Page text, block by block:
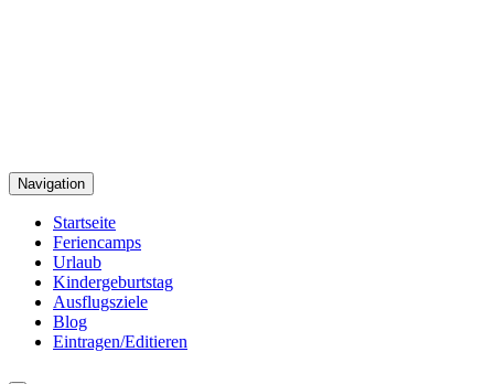
Navigation
Startseite
Feriencamps
Urlaub
Kindergeburtstag
Ausflugsziele
Blog
Eintragen/Editieren